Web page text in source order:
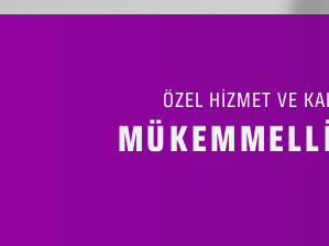
ÖZEL HİZMET VE